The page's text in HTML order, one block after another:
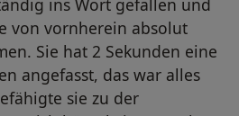
ins Wort gefallen und
von vornherein absolut
Sie hat 2 Sekunden eine
angefasst, das war alles
sie zu der